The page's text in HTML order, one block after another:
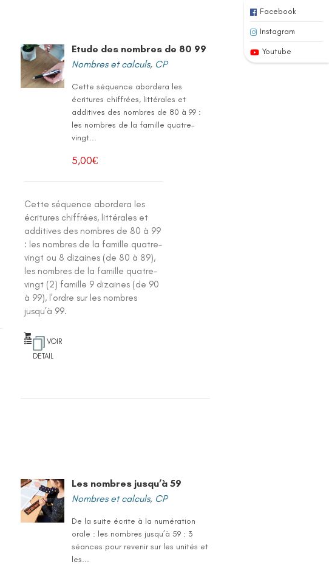
Facebook
Instagram
Youtube
Etude des nombres de 80 99
Nombres et calculs, CP
Cette séquence abordera les
écritures chiffrées, littérales et
additives des nombres de 80 à 99 :
les nombres de la famille quatre-
vingt...
5,00€
Cette séquence abordera les
écritures chiffrées, littérales et
additives des nombres de 80 à 99
: les nombres de la famille quatre-
vingt ou 8 dizaines (de 80 à 89),
les nombres de la famille quatre-
vingt (2) famille 9 dizaines (de 90
à 99), l'ordre sur les nombres
jusqu’à 99.
VOIR
DETAIL
Les nombres jusqu’à 59
Nombres et calculs, CP
De la suite écrite à la numération
orale : les nombres jusqu’à 59 : 3
séances pour revenir sur les unités et
les...